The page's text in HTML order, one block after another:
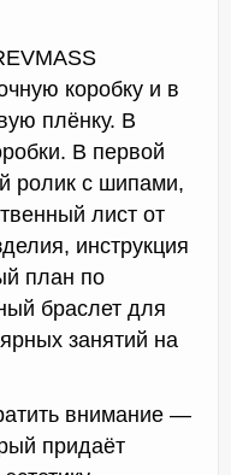
коробку и в
плёнку. В
В первой
ролик с шипами,
лист от
инструкция
план по
браслет для
занятий на
внимание —
придаёт